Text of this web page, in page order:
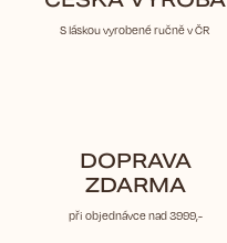
S láskou vyrobené ručně v ČR
DOPRAVA
ZDARMA
při objednávce nad 3999,-